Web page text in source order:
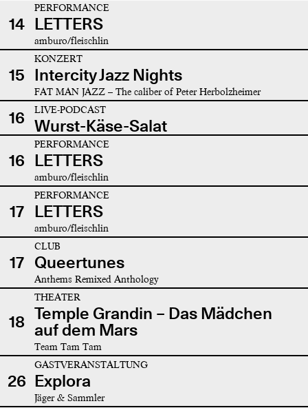
14
PERFORMANCE
LETTERS
amburo/fleischlin
15
KONZERT
Intercity Jazz Nights
FAT MAN JAZZ – The caliber of Peter Herbolzheimer
16 LIVE-PODCAST
Wurst-Käse-Salat
16
PERFORMANCE
LETTERS
amburo/fleischlin
17
PERFORMANCE
LETTERS
amburo/fleischlin
17
CLUB
Queertunes
Anthems Remixed Anthology
18
THEATER
Temple Grandin – Das Mädchen
auf dem Mars
Team Tam Tam
26
GASTVERANSTALTUNG
Explora
Jäger & Sammler